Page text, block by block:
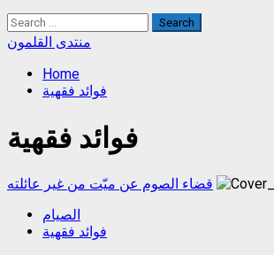
Search
for:
منتدى القلمون
Home
فوائد فقهية
فوائد فقهية
قضاء الصوم عن ميّت من غير عائلته
الصيام
فوائد فقهية